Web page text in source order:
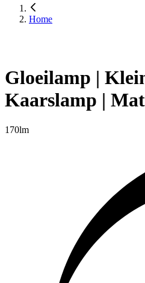
Home
Gloeilamp |
Kaarslamp |
170lm